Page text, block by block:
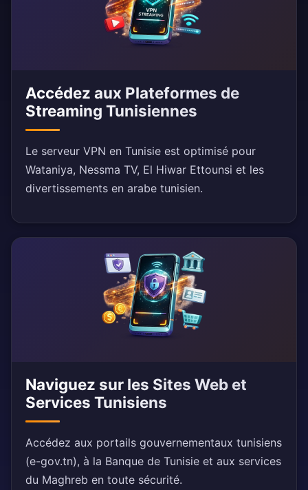
Accédez aux Plateformes de
Streaming Tunisiennes
Le serveur VPN en Tunisie est optimisé pour
Wataniya, Nessma TV, El Hiwar Ettounsi et les
divertissements en arabe tunisien.
Naviguez sur les Sites Web et
Services Tunisiens
Accédez aux portails gouvernementaux tunisiens
(e-gov.tn), à la Banque de Tunisie et aux services
du Maghreb en toute sécurité.